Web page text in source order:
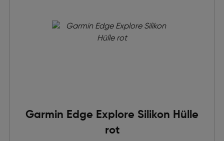
Garmin Edge Explore Silikon Hülle
rot